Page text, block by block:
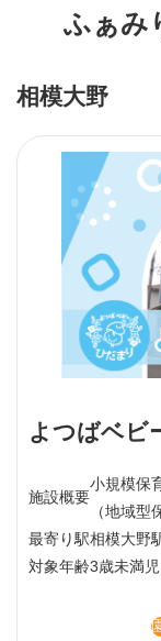
ふぁみ
相模大野
よつばベビ
施設概要
小規模保
（地域型
最寄り駅相模大野
対象年齢3歳未満児